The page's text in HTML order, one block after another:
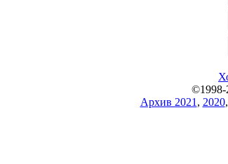
©1998-
Архив 2021 , 2020,